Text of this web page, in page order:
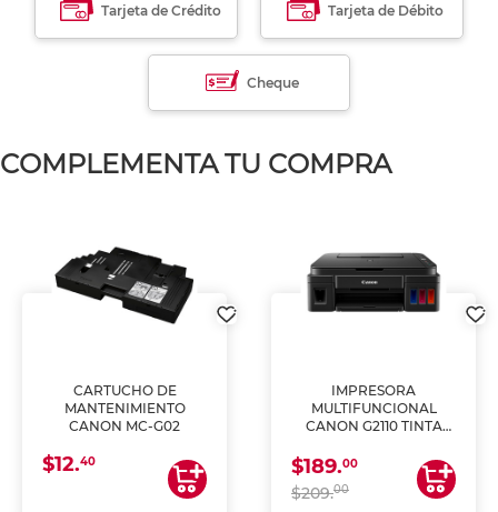
Tarjeta de Crédito Tarjeta de Débito
Cheque
COMPLEMENTA TU COMPRA
CARTUCHO DE
MANTENIMIENTO
CANON MC-G02
$12.40
IMPRESORA
MULTIFUNCIONAL
CANON G2110 TINTA
$189.00
$209.00